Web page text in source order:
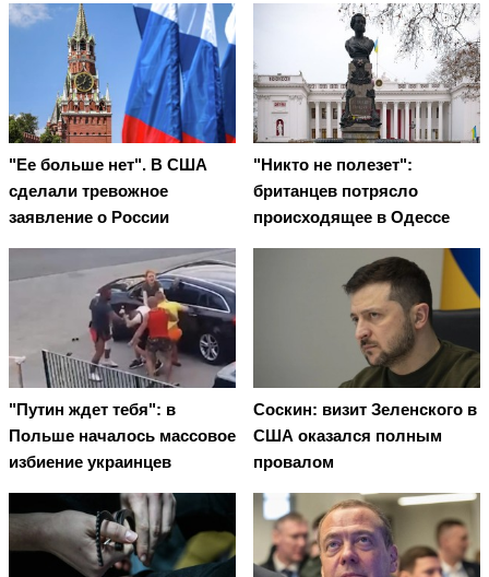
"Ее больше нет". В США
сделали тревожное
заявление о России
"Никто не полезет":
британцев потрясло
происходящее в Одессе
"Путин ждет тебя": в
Польше началось массовое
избиение украинцев
Соскин: визит Зеленского в
США оказался полным
провалом